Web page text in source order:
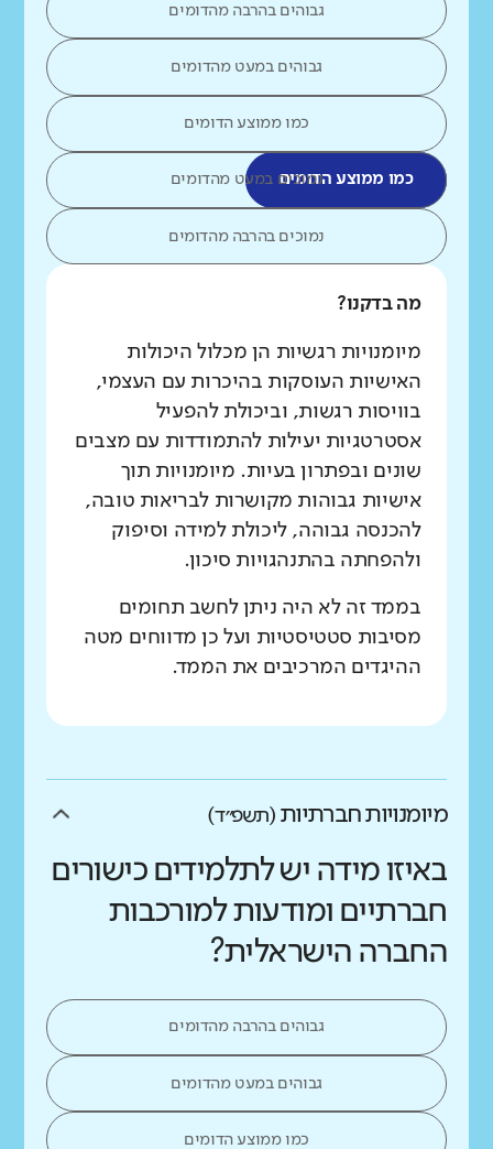
גבוהים בהרבה מהדומים
גבוהים במעט מהדומים
כמו ממוצע הדומים
כמו ממוצע הדומיםנמוכים במעט מהדומים
נמוכים בהרבה מהדומים
מה בדקנו?
מיומנויות רגשיות הן מכלול היכולות
האישיות העוסקות בהיכרות עם העצמי,
בוויסות רגשות, וביכולת להפעיל
אסטרטגיות יעילות להתמודדות עם מצבים
שונים ובפתרון בעיות. מיומנויות תוך
אישיות גבוהות מקושרות לבריאות טובה,
להכנסה גבוהה, ליכולת למידה וסיפוק
ולהפחתה בהתנהגויות סיכון.
בממד זה לא היה ניתן לחשב תחומים
מסיבות סטטיסטיות ועל כן מדווחים מטה
ההיגדים המרכיבים את הממד.
מיומנויות חברתיות (תשפ״ד)
באיזו מידה יש לתלמידים כישורים
חברתיים ומודעות למורכבות
החברה הישראלית?
גבוהים בהרבה מהדומים
גבוהים במעט מהדומים
כמו ממוצע הדומים